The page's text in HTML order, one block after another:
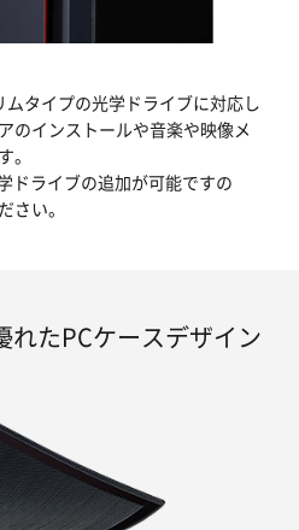
タイプの光学ドライブに対応し
のインストールや音楽や映像メ
。
ドライブの追加が可能ですの
さい。
れたPCケースデザイン